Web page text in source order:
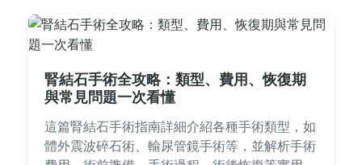
腎結石手術全攻略：類型、費用、恢復期
與常見問題一次看懂
這篇腎結石手術指南詳細介紹各種手術類型，如
體外震波碎石術、輸尿管鏡手術等，並解析手術